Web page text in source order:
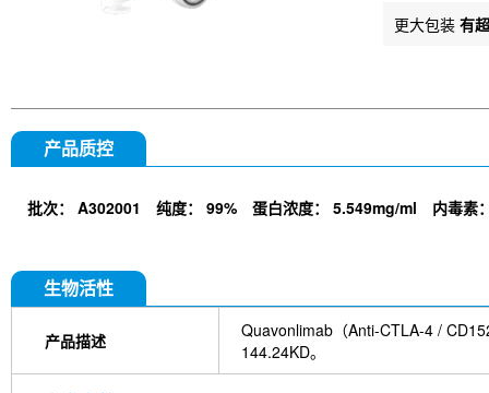
更大包装 有
产品质控
批次： A302001 纯度： 99% 蛋白浓度： 5.549mg/ml 内毒素
生物活性
产品描述
Quavonlimab（Anti-CTLA-4 /
144.24KD。